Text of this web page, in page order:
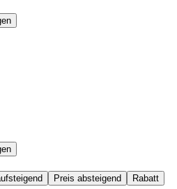
Preis absteigend Rabatt